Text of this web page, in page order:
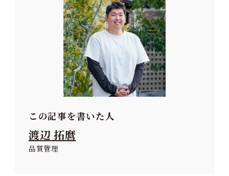
この記事を書いた人
渡辺 拓麿
品質管理